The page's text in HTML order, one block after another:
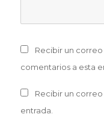
Recibir un
comentarios a esta
Recibir un
entrada.